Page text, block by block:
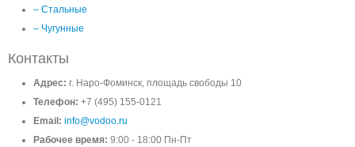
– Стальные
– Чугунные
Контакты
Адрес: г. Наро-Фоминск, площадь свободы 10
Телефон: +7 (495) 155-0121
Email: info@vodoo.ru
Рабочее время: 9:00 - 18:00 Пн-Пт